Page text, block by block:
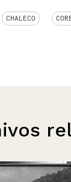
CHALECO